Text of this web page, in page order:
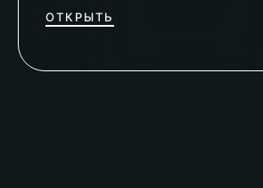
ОТКРЫТЬ